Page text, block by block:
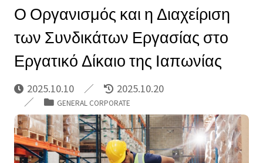
Ο Οργανισμός και η Διαχείριση
των Συνδικάτων Εργασίας στο
Εργατικό Δίκαιο της Ιαπωνίας
2025.10.10 2025.10.20
GENERAL CORPORATE